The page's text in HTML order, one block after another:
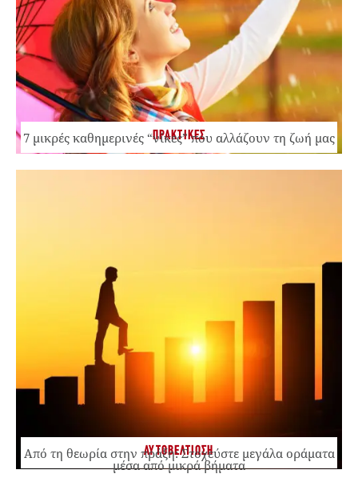
ΠΡΑΚΤΙΚΕΣ
7 μικρές καθημερινές “νίκες” που αλλάζουν τη ζωή μας
ΑΥΤΟΒΕΛΤΙΩΣΗ
Από τη θεωρία στην πράξη: Στοχεύστε μεγάλα οράματα
μέσα από μικρά βήματα